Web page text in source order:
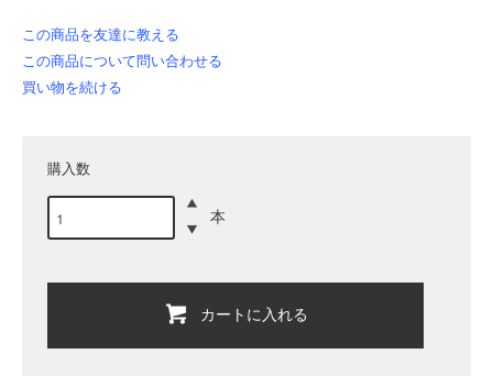
この商品を友達に教える
この商品について問い合わせる
買い物を続ける
購入数
本
カートに入れる